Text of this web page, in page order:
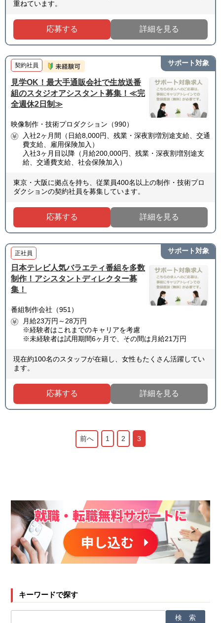
重ねています。
応募する 詳細を見る
サポート対象
契約社員
見学OK！最大手通販会社で生放送番
組のスタジオアシスタント募集！≪完
全週休2日制≫
映像制作・技術プロダクション（990）
入社2ヶ月間（日給8,000円、残業・深夜割増別途支給、交通
費支給、雇用保険加入）
入社3ヶ月目以降（月給200,000円、残業・深夜割増別途支
給、交通費支給、社会保険加入）
東京・大阪に拠点を持ち、従業員400名以上の制作・技術プロ
ダクションの契約社員を募集しています。
応募する 詳細を見る
サポート対象
正社員
日本テレビ人気バラエティ番組を多数
制作！アシスタントディレクター募
集！
番組制作会社（951）
月給23万円～28万円
※経験者はこれまでのキャリアを考慮
※未経験者は試用期間6ヶ月で、その間は月給21万円
現在約100名のスタッフが在籍し、女性もたくさん活躍してい
ます。
応募する 詳細を見る
前へ 1 2 3
キーワードで探す